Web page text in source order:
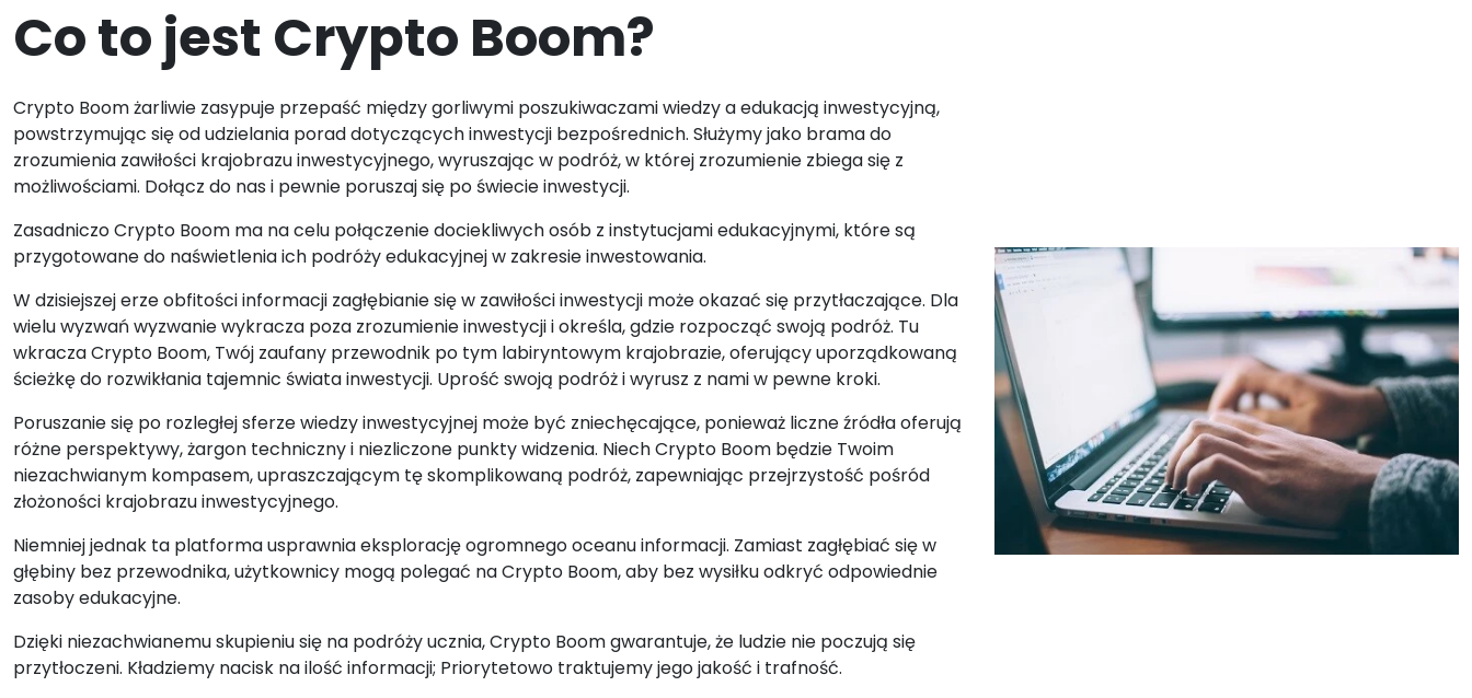
Co to jest Crypto Boom?
Crypto Boom żarliwie zasypuje przepaść między gorliwymi poszukiwaczami wiedzy a edukacją inwestycyjną,
powstrzymując się od udzielania porad dotyczących inwestycji bezpośrednich. Służymy jako brama do
zrozumienia zawiłości krajobrazu inwestycyjnego, wyruszając w podróż, w której zrozumienie zbiega się z
możliwościami. Dołącz do nas i pewnie poruszaj się po świecie inwestycji.
Zasadniczo Crypto Boom ma na celu połączenie dociekliwych osób z instytucjami edukacyjnymi, które są
przygotowane do naświetlenia ich podróży edukacyjnej w zakresie inwestowania.
W dzisiejszej erze obfitości informacji zagłębianie się w zawiłości inwestycji może okazać się przytłaczające. Dla
wielu wyzwań wyzwanie wykracza poza zrozumienie inwestycji i określa, gdzie rozpocząć swoją podróż. Tu
wkracza Crypto Boom, Twój zaufany przewodnik po tym labiryntowym krajobrazie, oferujący uporządkowaną
ścieżkę do rozwikłania tajemnic świata inwestycji. Uprość swoją podróż i wyrusz z nami w pewne kroki.
Poruszanie się po rozległej sferze wiedzy inwestycyjnej może być zniechęcające, ponieważ liczne źródła oferują
różne perspektywy, żargon techniczny i niezliczone punkty widzenia. Niech Crypto Boom będzie Twoim
niezachwianym kompasem, upraszczającym tę skomplikowaną podróż, zapewniając przejrzystość pośród
złożoności krajobrazu inwestycyjnego.
Niemniej jednak ta platforma usprawnia eksplorację ogromnego oceanu informacji. Zamiast zagłębiać się w
głębiny bez przewodnika, użytkownicy mogą polegać na Crypto Boom, aby bez wysiłku odkryć odpowiednie
zasoby edukacyjne.
Dzięki niezachwianemu skupieniu się na podróży ucznia, Crypto Boom gwarantuje, że ludzie nie poczują się
przytłoczeni. Kładziemy nacisk na ilość informacji; Priorytetowo traktujemy jego jakość i trafność.